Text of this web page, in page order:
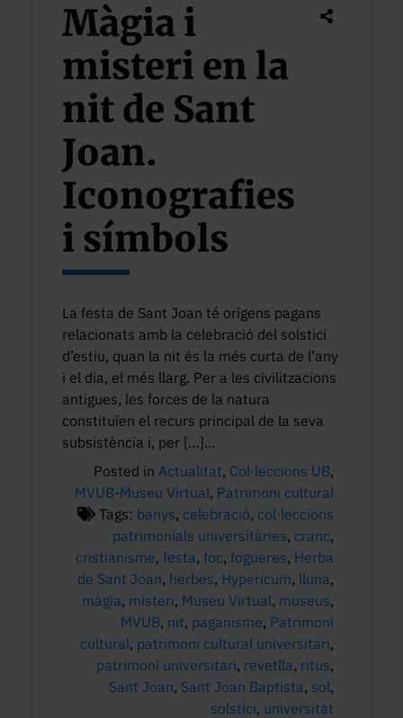
Màgia i
misteri en la
nit de Sant
Joan.
Iconografies
i símbols
La festa de Sant Joan té orígens pagans
relacionats amb la celebració del solstici
d’estiu, quan la nit és la més curta de l’any
i el dia, el més llarg. Per a les civilitzacions
antigues, les forces de la natura
constituïen el recurs principal de la seva
subsistència i, per […]...
Posted in Actualitat, Col·leccions UB,
MVUB-Museu Virtual, Patrimoni cultural
Tags: banys, celebració, col·leccions
patrimonials universitàries, cranc,
cristianisme, festa, foc, fogueres, Herba
de Sant Joan, herbes, Hypericum, lluna,
màgia, misteri, Museu Virtual, museus,
MVUB, nit, paganisme, Patrimoni
cultural, patrimoni cultural universitari,
patrimoni universitari, revetlla, ritus,
Sant Joan, Sant Joan Baptista, sol,
solstici, universitat